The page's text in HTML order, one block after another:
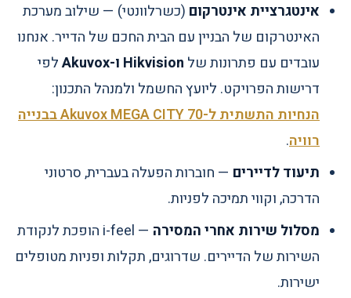
אינטגרציית אינטרקום (כשרלוונטי) — שילוב מערכת
האינטרקום של הבניין עם הבית החכם של הדייר. אנחנו
עובדים עם פתרונות של Hikvision ו-Akuvox
לפי
דרישות הפרויקט. ליועץ החשמל ולמנהל התכנון:
הנחיות התשתית ל-Akuvox MEGA CITY 70 בבנייה
רוויה.
תיעוד לדיירים — חוברות הפעלה בעברית, סרטוני
הדרכה, וקווי תמיכה לפניות.
מסלול שירות אחרי המסירה
— i-feel הופכת לנקודת
השירות של הדיירים. שדרוגים, תקלות ופניות מטופלים
ישירות.